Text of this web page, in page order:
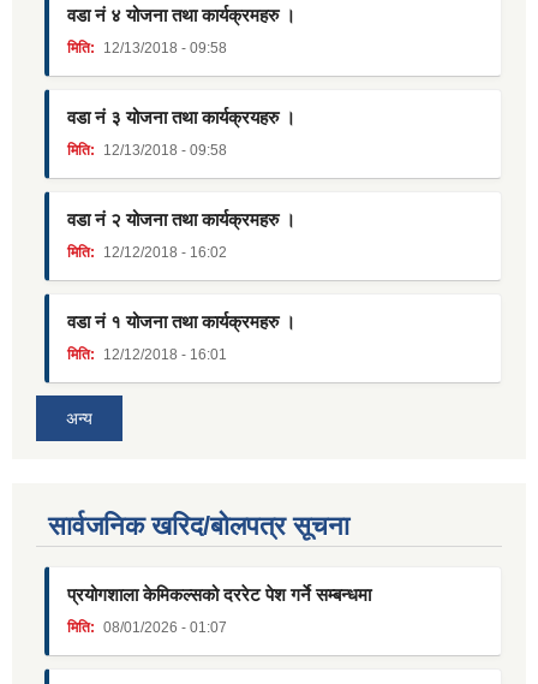
वडा नं ४ योजना तथा कार्यक्रमहरु ।
मिति: 12/13/2018 - 09:58
वडा नं ३ योजना तथा कार्यक्रयहरु ।
मिति: 12/13/2018 - 09:58
वडा नं २ योजना तथा कार्यक्रमहरु ।
मिति: 12/12/2018 - 16:02
वडा नं १ योजना तथा कार्यक्रमहरु ।
मिति: 12/12/2018 - 16:01
अन्य
सार्वजनिक खरिद/बोलपत्र सूचना
प्रयोगशाला केमिकल्सको दररेट पेश गर्ने सम्बन्धमा
मिति: 08/01/2026 - 01:07